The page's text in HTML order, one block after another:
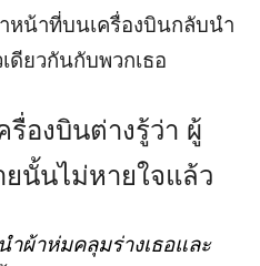
หน้าที่บนเครื่องบินกลับนำ
ดียวกันกับพวกเธอ
องบินต่างรู้ว่า ผู้
นั้นไม่หายใจแล้ว
ผ้าห่มคลุมร่างเธอและ